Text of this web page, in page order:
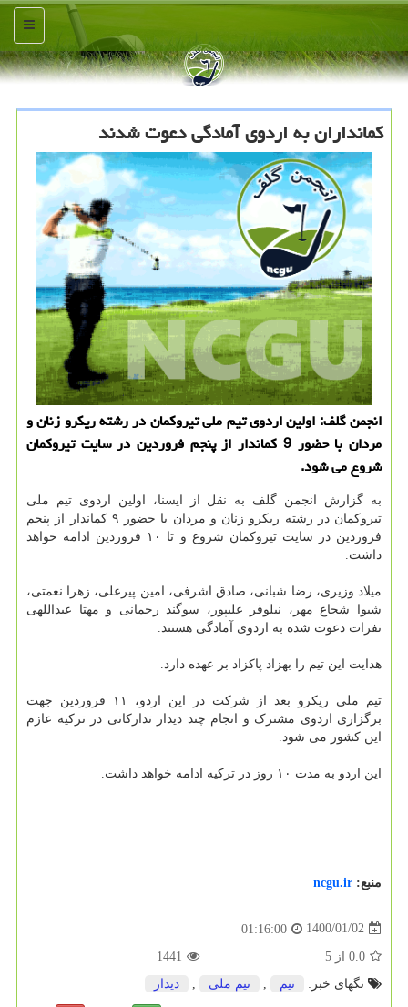
منو
كمانداران به اردوی آمادگی دعوت شدند
انجمن گلف: اولین اردوی تیم ملی تیروکمان در رشته ریکرو زنان و
مردان با حضور 9 کماندار از پنجم فروردین در سایت تیروکمان
شروع می شود.
به گزارش انجمن گلف به نقل از ایسنا، اولین اردوی تیم ملی
تیروکمان در رشته ریکرو زنان و مردان با حضور ۹ کماندار از پنجم
فروردین در سایت تیروکمان شروع و تا ۱۰ فروردین ادامه خواهد
داشت.
میلاد وزیری، رضا شبانی، صادق اشرفی، امین پیرعلی، زهرا نعمتی،
شیوا شجاع مهر، نیلوفر علیپور، سوگند رحمانی و مهتا عبداللهی
نفرات دعوت شده به اردوی آمادگی هستند.
هدایت این تیم را بهزاد پاکزاد بر عهده دارد.
تیم ملی ریکرو بعد از شرکت در این اردو، ۱۱ فروردین جهت
برگزاری اردوی مشترک و انجام چند دیدار تدارکاتی در ترکیه عازم
این کشور می شود.
این اردو به مدت ۱۰ روز در ترکیه ادامه خواهد داشت.
منبع: ncgu.ir
1400/01/02
01:16:00
0.0 از 5
1441
تگهای خبر:
تیم تیم ملی دیدار